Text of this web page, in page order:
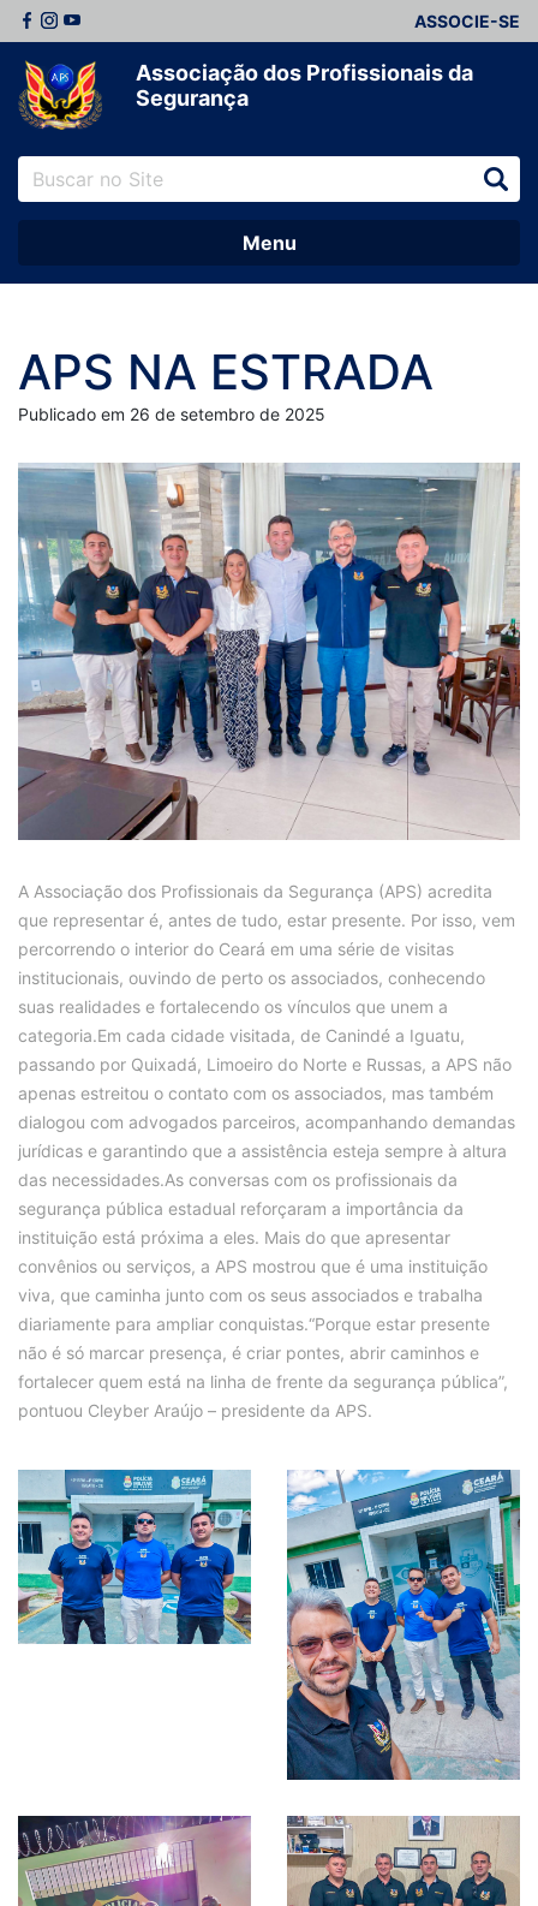
ASSOCIE-SE
Associação dos Profissionais da
Segurança
Menu
APS NA ESTRADA
Publicado em 26 de setembro de 2025
A Associação dos Profissionais da Segurança (APS) acredita
que representar é, antes de tudo, estar presente. Por isso, vem
percorrendo o interior do Ceará em uma série de visitas
institucionais, ouvindo de perto os associados, conhecendo
suas realidades e fortalecendo os vínculos que unem a
categoria.Em cada cidade visitada, de Canindé a Iguatu,
passando por Quixadá, Limoeiro do Norte e Russas, a APS não
apenas estreitou o contato com os associados, mas também
dialogou com advogados parceiros, acompanhando demandas
jurídicas e garantindo que a assistência esteja sempre à altura
das necessidades.As conversas com os profissionais da
segurança pública estadual reforçaram a importância da
instituição está próxima a eles. Mais do que apresentar
convênios ou serviços, a APS mostrou que é uma instituição
viva, que caminha junto com os seus associados e trabalha
diariamente para ampliar conquistas.“Porque estar presente
não é só marcar presença, é criar pontes, abrir caminhos e
fortalecer quem está na linha de frente da segurança pública”,
pontuou Cleyber Araújo – presidente da APS.